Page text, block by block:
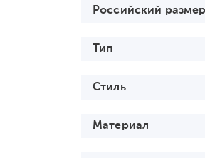
Российский размер
Тип
Стиль
Материал